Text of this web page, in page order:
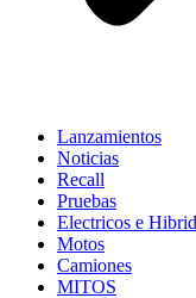
Lanzamientos
Noticias
Recall
Pruebas
Electricos e
Motos
Camiones
MITOS